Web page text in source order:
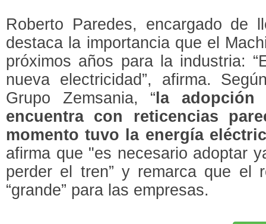
Roberto Paredes, encargado de
destaca la importancia que el
próximos años para la industria:
nueva electricidad”, afirma.
Grupo Zemsania, “la adopción
encuentra con reticencias
momento tuvo la energía
afirma que "es necesario adoptar
perder el tren” y remarca que el
“grande” para las empresas.